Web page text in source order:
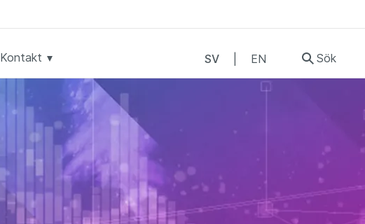
Kontakt SV EN Sök